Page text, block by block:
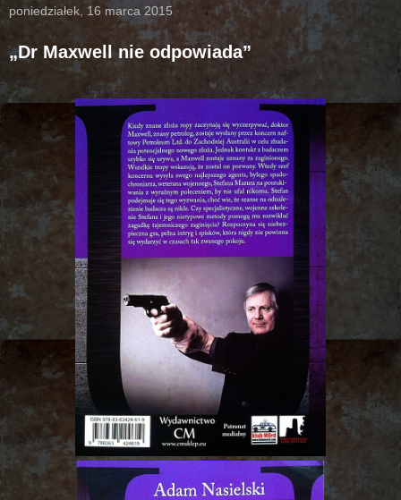
poniedziałek, 16 marca 2015
„Dr Maxwell nie odpowiada”